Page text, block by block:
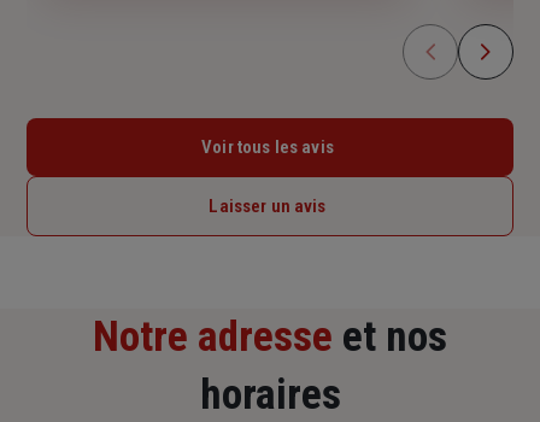
Voir tous les avis
Laisser un avis
Notre adresse et nos
horaires